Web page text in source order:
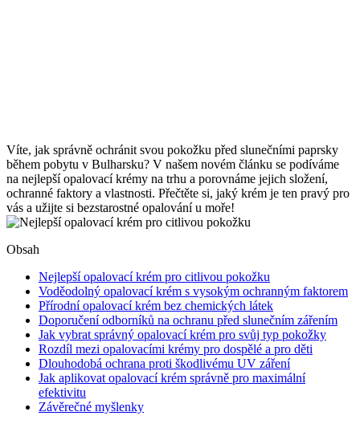
Víte, jak správně ochránit svou pokožku před slunečními paprsky
během pobytu v Bulharsku? V našem novém článku se podíváme
na nejlepší opalovací krémy na trhu a porovnáme jejich složení,
ochranné faktory a vlastnosti. Přečtěte si, jaký krém je ten pravý pro
vás a užijte si bezstarostné opalování u moře!
Obsah
Nejlepší opalovací krém pro citlivou pokožku
Voděodolný opalovací krém s vysokým ochranným faktorem
Přírodní opalovací krém bez chemických látek
Doporučení odborníků na ochranu před slunečním zářením
Jak vybrat správný opalovací krém pro svůj typ pokožky
Rozdíl mezi opalovacími krémy pro dospělé a pro děti
Dlouhodobá ochrana proti škodlivému UV záření
Jak aplikovat opalovací krém správně pro maximální
efektivitu
Závěrečné myšlenky